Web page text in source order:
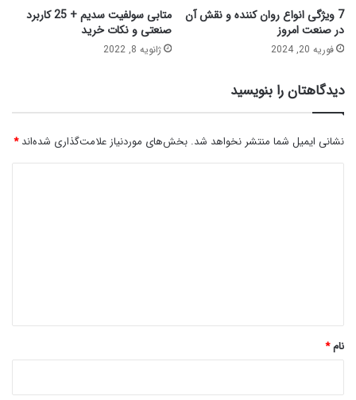
7 ویژگی انواع روان‌ کننده و نقش آن‌
در صنعت امروز
فوریه 20, 2024
متابی سولفیت سدیم + 25 کاربرد
صنعتی و نکات خرید
ژانویه 8, 2022
دیدگاهتان را بنویسید
نشانی ایمیل شما منتشر نخواهد شد. بخش‌های موردنیاز علامت‌گذاری شده‌اند*
نام*